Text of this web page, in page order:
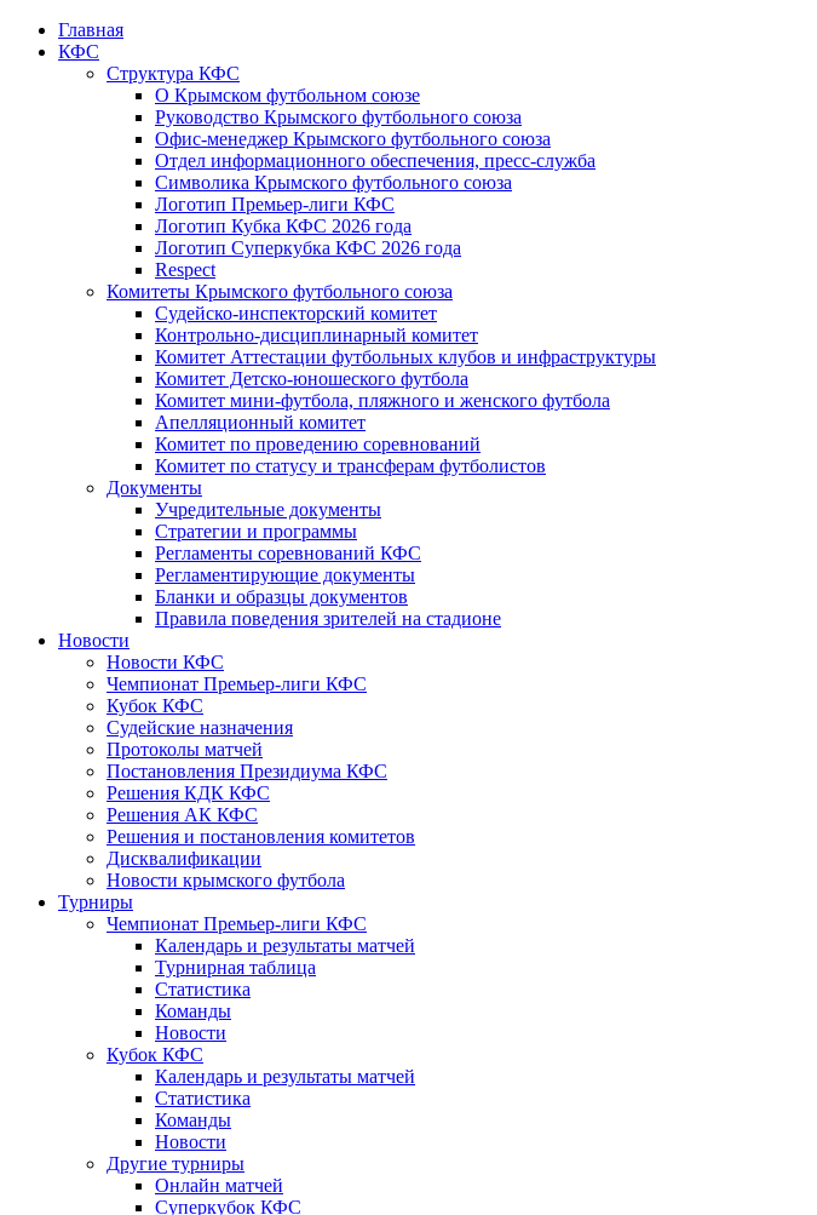
Главная
КФС
Структура КФС
О Крымском футбольном союзе
Руководство Крымского футбольного союза
Офис-менеджер Крымского футбольного союза
Отдел информационного обеспечения, пресс-служба
Символика Крымского футбольного союза
Логотип Премьер-лиги КФС
Логотип Кубка КФС 2026 года
Логотип Суперкубка КФС 2026 года
Respect
Комитеты Крымского футбольного союза
Судейско-инспекторский комитет
Контрольно-дисциплинарный комитет
Комитет Аттестации футбольных клубов и инфраструктуры
Комитет Детско-юношеского футбола
Комитет мини-футбола, пляжного и женского футбола
Апелляционный комитет
Комитет по проведению соревнований
Комитет по статусу и трансферам футболистов
Документы
Учредительные документы
Стратегии и программы
Регламенты соревнований КФС
Регламентирующие документы
Бланки и образцы документов
Правила поведения зрителей на стадионе
Новости
Новости КФС
Чемпионат Премьер-лиги КФС
Кубок КФС
Судейские назначения
Протоколы матчей
Постановления Президиума КФС
Решения КДК КФС
Решения АК КФС
Решения и постановления комитетов
Дисквалификации
Новости крымского футбола
Турниры
Чемпионат Премьер-лиги КФС
Календарь и результаты матчей
Турнирная таблица
Статистика
Команды
Новости
Кубок КФС
Календарь и результаты матчей
Статистика
Команды
Новости
Другие турниры
Онлайн матчей
Суперкубок КФС